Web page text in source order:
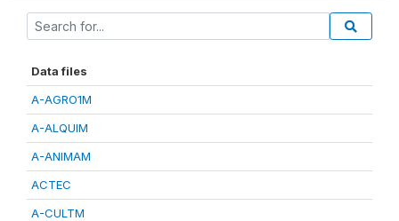
Data files
A-AGRO1M
A-ALQUIM
A-ANIMAM
ACTEC
A-CULTM